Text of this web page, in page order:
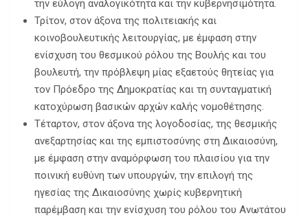
την εύλογη αναλογικότητα και την κυβερνησιμότητα.
Τρίτον, στον άξονα της πολιτειακής και
κοινοβουλευτικής λειτουργίας, με έμφαση στην
ενίσχυση του θεσμικού ρόλου της Βουλής και του
βουλευτή, την πρόβλεψη μίας εξαετούς θητείας για
τον Πρόεδρο της Δημοκρατίας και τη συνταγματική
κατοχύρωση βασικών αρχών καλής νομοθέτησης.
Τέταρτον, στον άξονα της λογοδοσίας, της θεσμικής
ανεξαρτησίας και της εμπιστοσύνης στη Δικαιοσύνη,
με έμφαση στην αναμόρφωση του πλαισίου για την
ποινική ευθύνη των υπουργών, την επιλογή της
ηγεσίας της Δικαιοσύνης χωρίς κυβερνητική
παρέμβαση και την ενίσχυση του ρόλου του Ανωτάτου